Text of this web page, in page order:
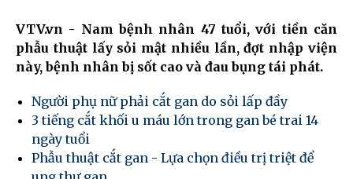
VTV.vn - Nam bệnh nhân 47 tuổi, với tiền căn
phẫu thuật lấy sỏi mật nhiều lần, đợt nhập viện
này, bệnh nhân bị sốt cao và đau bụng tái phát.
Người phụ nữ phải cắt gan do sỏi lấp đầy
3 tiếng cắt khối u máu lớn trong gan bé trai 14
ngày tuổi
Phẫu thuật cắt gan - Lựa chọn điều trị triệt để